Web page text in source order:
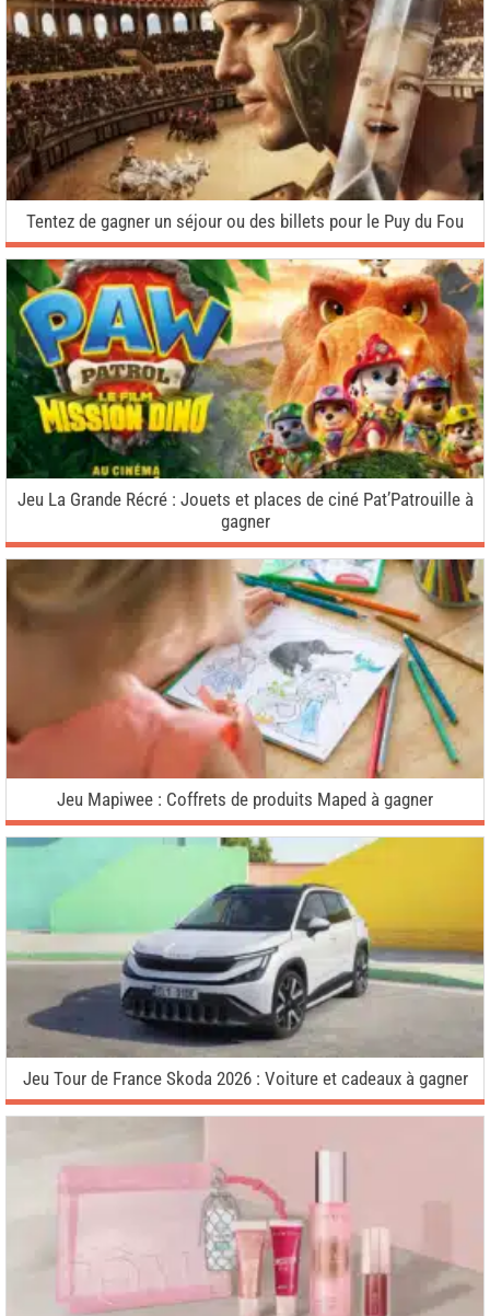
Tentez de gagner un séjour ou des billets pour le Puy du Fou
Jeu La Grande Récré : Jouets et places de ciné Pat’Patrouille à
gagner
Jeu Mapiwee : Coffrets de produits Maped à gagner
Jeu Tour de France Skoda 2026 : Voiture et cadeaux à gagner